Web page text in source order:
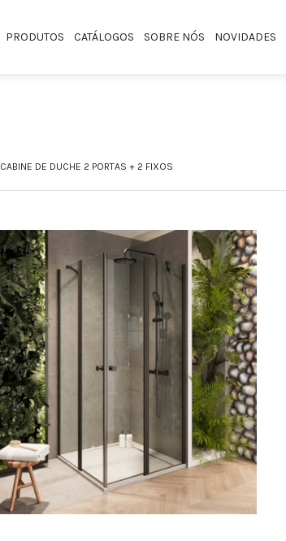
PRODUTOS CATÁLOGOS SOBRE NÓS NOVIDADES
CABINE DE DUCHE 2 PORTAS + 2 FIXOS